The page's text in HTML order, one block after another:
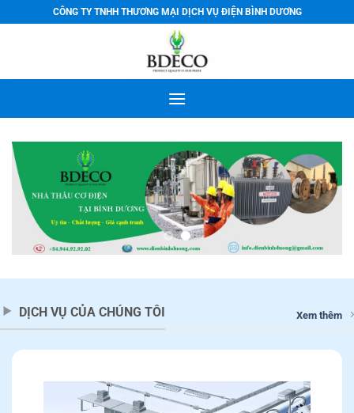
qua
CÔNG TY TNHH THƯƠNG MẠI DỊCH VỤ ĐIỆN BÌNH DƯƠNG
DỊCH VỤ CỦA CHÚNG TÔI Xem thêm